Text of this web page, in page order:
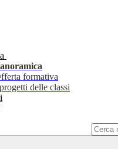
formativa
delle classi